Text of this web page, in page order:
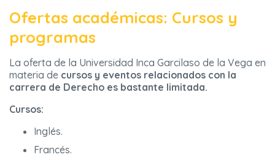
Ofertas académicas: Cursos y
programas
La oferta de la Universidad Inca Garcilaso de la Vega en
materia de cursos y eventos relacionados con la
carrera de Derecho es bastante limitada.
Cursos:
Inglés.
Francés.